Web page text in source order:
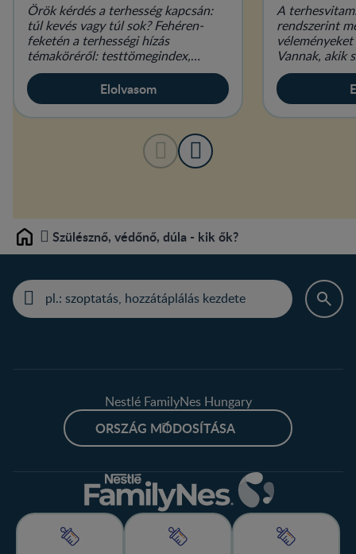
Örök kérdés a terhesség kapcsán:
túl kevés vagy túl sok? Fehéren-
feketén a terhességi hízás
témaköréről: testtömegindex,
étkezés és életmód várandósan.
Elolvasom
A
rendszerint
Vannak, akik
mások hallani
Home Szülésznő, védőnő, dúla - kik ők?
Nestlé FamilyNes Hungary
ORSZÁG MÓDOSÍTÁSA